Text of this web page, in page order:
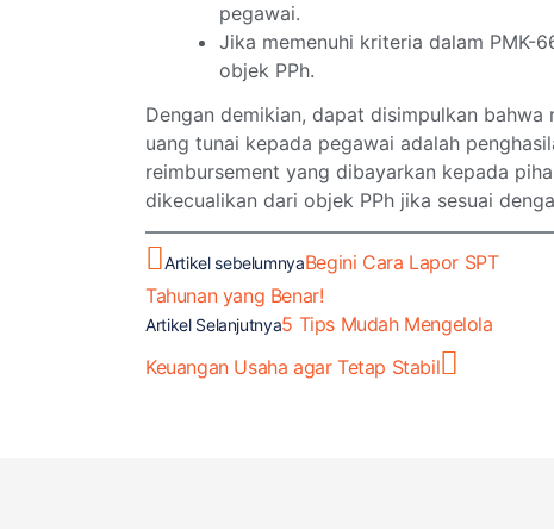
pegawai.
Jika memenuhi kriteria dalam PMK-
objek PPh.
Dengan demikian, dapat disimpulkan
uang tunai kepada pegawai adalah
reimbursement yang dibayarkan kepada
dikecualikan dari objek PPh jika sesuai
Artikel sebelumnyaBegini Cara Lapor SPT
Tahunan yang Benar!
Artikel Selanjutnya5 Tips Mudah Mengelola
Keuangan Usaha agar Tetap Stabil